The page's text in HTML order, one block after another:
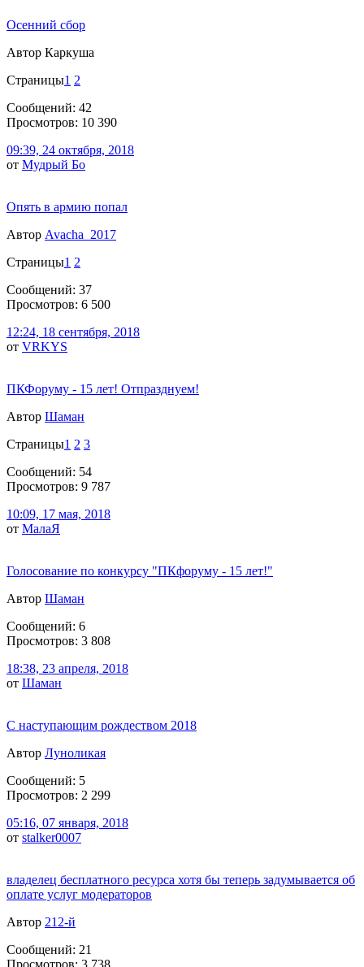
Осенний сбор
Автор Каркуша
Страницы1 2
Сообщений: 42
Просмотров: 10 390
09:39, 24 октября, 2018
от Мудрый Бо
Опять в армию попал
Автор Avacha_2017
Страницы1 2
Сообщений: 37
Просмотров: 6 500
12:24, 18 сентября, 2018
от VRKYS
ПКФоруму - 15 лет! Отпразднуем!
Автор Шаман
Страницы1 2 3
Сообщений: 54
Просмотров: 9 787
10:09, 17 мая, 2018
от МалаЯ
Голосование по конкурсу "ПКфоруму - 15 лет!"
Автор Шаман
Сообщений: 6
Просмотров: 3 808
18:38, 23 апреля, 2018
от Шаман
С наступающим рождеством 2018
Автор Луноликая
Сообщений: 5
Просмотров: 2 299
05:16, 07 января, 2018
от stalker0007
владелец бесплатного ресурса хотя бы теперь задумывается об
оплате услуг модераторов
Автор 212-й
Сообщений: 21
Просмотров: 3 738